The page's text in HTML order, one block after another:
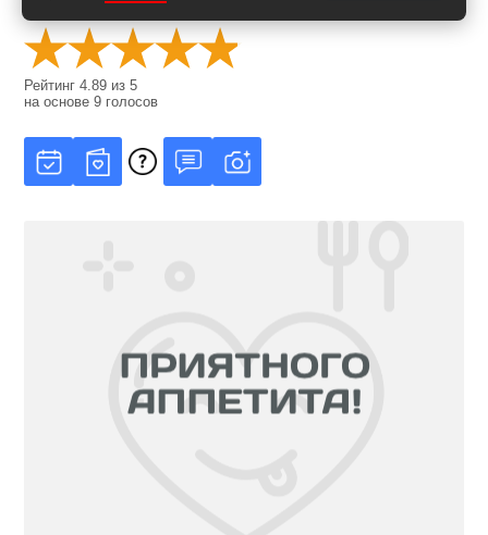
Оценить рецепт
Рейтинг4.89 из5
на основе9 голосов